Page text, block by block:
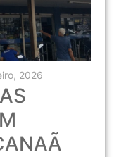
2026